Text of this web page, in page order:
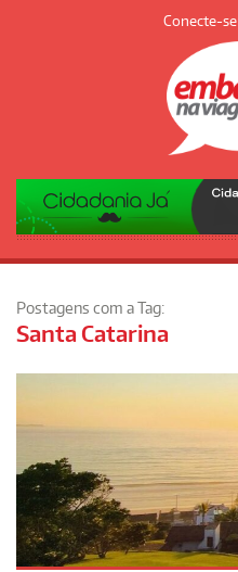
Conecte-se
Postagens com a Tag:
Santa Catarina